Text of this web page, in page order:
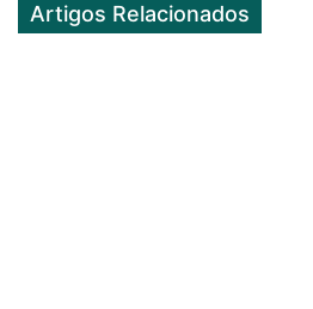
Artigos Relacionados